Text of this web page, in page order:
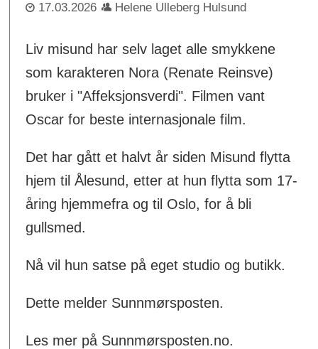
17.03.2026 Helene Ulleberg Hulsund
Liv misund har selv laget alle smykkene
som karakteren Nora (Renate Reinsve)
bruker i "Affeksjonsverdi". Filmen vant
Oscar for beste internasjonale film.
Det har gått et halvt år siden Misund flytta
hjem til Ålesund, etter at hun flytta som 17-
åring hjemmefra og til Oslo, for å bli
gullsmed.
Nå vil hun satse på eget studio og butikk.
Dette melder Sunnmørsposten.
Les mer på Sunnmørsposten.no.